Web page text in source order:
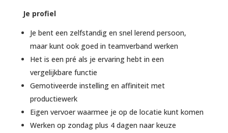
Je profiel
Je bent een zelfstandig en snel lerend persoon,
maar kunt ook goed in teamverband werken
Het is een pré als je ervaring hebt in een
vergelijkbare functie
Gemotiveerde instelling en affiniteit met
productiewerk
Eigen vervoer waarmee je op de locatie kunt komen
Werken op zondag plus 4 dagen naar keuze